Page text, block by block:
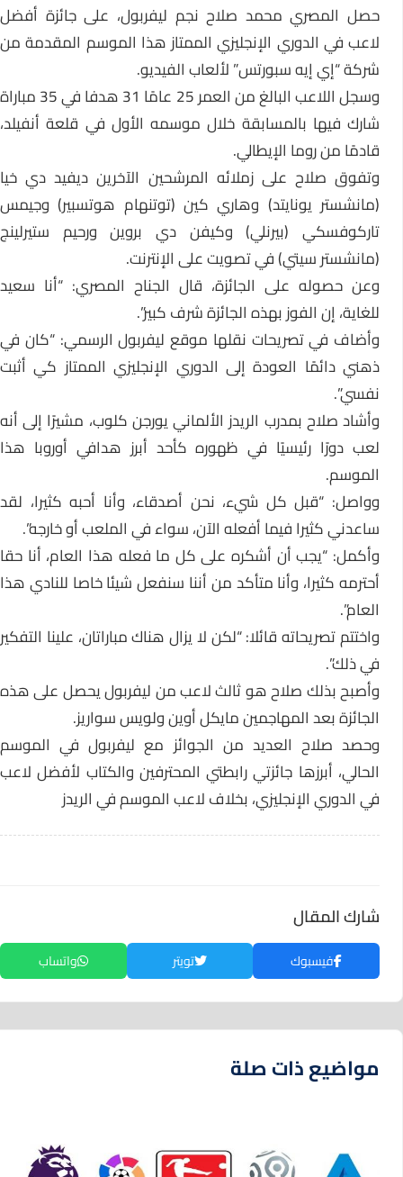
حصل المصري محمد صلاح نجم ليفربول، على جائزة أفضل
لاعب في الدوري الإنجليزي الممتاز هذا الموسم المقدمة من
شركة “إي إيه سبورتس” لألعاب الفيديو.
وسجل اللاعب البالغ من العمر 25 عامًا 31 هدفا في 35 مباراة
شارك فيها بالمسابقة خلال موسمه الأول في قلعة أنفيلد،
قادمًا من روما الإيطالي.
وتفوق صلاح على زملائه المرشحين الآخرين ديفيد دي خيا
(مانشستر يونايتد) وهاري كين (توتنهام هوتسبير) وجيمس
تاركوفسكي (بيرنلي) وكيفن دي بروين ورحيم ستيرلينج
(مانشستر سيتي) في تصويت على الإنترنت.
وعن حصوله على الجائزة، قال الجناح المصري: “أنا سعيد
للغاية، إن الفوز بهذه الجائزة شرف كبير”.
وأضاف في تصريحات نقلها موقع ليفربول الرسمي: “كان في
ذهني دائمًا العودة إلى الدوري الإنجليزي الممتاز كي أثبت
نفسي”.
وأشاد صلاح بمدرب الريدز الألماني يورجن كلوب، مشيرًا إلى أنه
لعب دورًا رئيسيًا في ظهوره كأحد أبرز هدافي أوروبا هذا
الموسم.
وواصل: “قبل كل شيء، نحن أصدقاء، وأنا أحبه كثيرا، لقد
ساعدني كثيرا فيما أفعله الآن، سواء في الملعب أو خارجه”.
وأكمل: “يجب أن أشكره على كل ما فعله هذا العام، أنا حقا
أحترمه كثيرا، وأنا متأكد من أننا سنفعل شيئا خاصا للنادي هذا
العام”.
واختتم تصريحاته قائلا: “لكن لا يزال هناك مباراتان، علينا التفكير
في ذلك”.
وأصبح بذلك صلاح هو ثالث لاعب من ليفربول يحصل على هذه
الجائزة بعد المهاجمين مايكل أوين ولويس سواريز.
وحصد صلاح العديد من الجوائز مع ليفربول في الموسم
الحالي، أبرزها جائزتي رابطتي المحترفين والكتاب لأفضل لاعب
في الدوري الإنجليزي، بخلاف لاعب الموسم في الريدز
شارك المقال
فيسبوك تويتر واتساب
مواضيع ذات صلة